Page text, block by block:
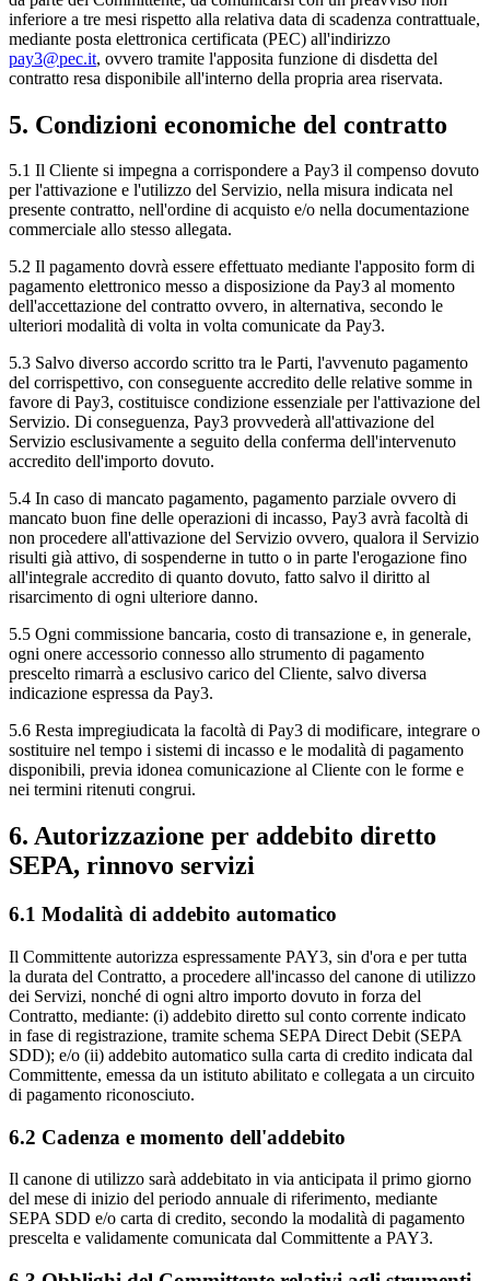
inferiore a tre mesi rispetto alla relativa data di scadenza contrattuale,
mediante posta elettronica certificata (PEC) all'indirizzo
pay3@pec.it, ovvero tramite l'apposita funzione di disdetta del
contratto resa disponibile all'interno della propria area riservata.
5. Condizioni economiche del contratto
5.1 Il Cliente si impegna a corrispondere a Pay3 il compenso dovuto
per l'attivazione e l'utilizzo del Servizio, nella misura indicata nel
presente contratto, nell'ordine di acquisto e/o nella documentazione
commerciale allo stesso allegata.
5.2 Il pagamento dovrà essere effettuato mediante l'apposito form di
pagamento elettronico messo a disposizione da Pay3 al momento
dell'accettazione del contratto ovvero, in alternativa, secondo le
ulteriori modalità di volta in volta comunicate da Pay3.
5.3 Salvo diverso accordo scritto tra le Parti, l'avvenuto pagamento
del corrispettivo, con conseguente accredito delle relative somme in
favore di Pay3, costituisce condizione essenziale per l'attivazione del
Servizio. Di conseguenza, Pay3 provvederà all'attivazione del
Servizio esclusivamente a seguito della conferma dell'intervenuto
accredito dell'importo dovuto.
5.4 In caso di mancato pagamento, pagamento parziale ovvero di
mancato buon fine delle operazioni di incasso, Pay3 avrà facoltà di
non procedere all'attivazione del Servizio ovvero, qualora il Servizio
risulti già attivo, di sospenderne in tutto o in parte l'erogazione fino
all'integrale accredito di quanto dovuto, fatto salvo il diritto al
risarcimento di ogni ulteriore danno.
5.5 Ogni commissione bancaria, costo di transazione e, in generale,
ogni onere accessorio connesso allo strumento di pagamento
prescelto rimarrà a esclusivo carico del Cliente, salvo diversa
indicazione espressa da Pay3.
5.6 Resta impregiudicata la facoltà di Pay3 di modificare, integrare o
sostituire nel tempo i sistemi di incasso e le modalità di pagamento
disponibili, previa idonea comunicazione al Cliente con le forme e
nei termini ritenuti congrui.
6. Autorizzazione per addebito diretto
SEPA, rinnovo servizi
6.1 Modalità di addebito automatico
Il Committente autorizza espressamente PAY3, sin d'ora e per tutta
la durata del Contratto, a procedere all'incasso del canone di utilizzo
dei Servizi, nonché di ogni altro importo dovuto in forza del
Contratto, mediante: (i) addebito diretto sul conto corrente indicato
in fase di registrazione, tramite schema SEPA Direct Debit (SEPA
SDD); e/o (ii) addebito automatico sulla carta di credito indicata dal
Committente, emessa da un istituto abilitato e collegata a un circuito
di pagamento riconosciuto.
6.2 Cadenza e momento dell'addebito
Il canone di utilizzo sarà addebitato in via anticipata il primo giorno
del mese di inizio del periodo annuale di riferimento, mediante
SEPA SDD e/o carta di credito, secondo la modalità di pagamento
prescelta e validamente comunicata dal Committente a PAY3.